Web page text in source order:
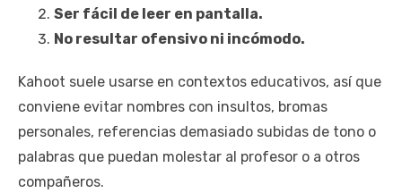
Ser fácil de leer en pantalla.
No resultar ofensivo ni incómodo.
Kahoot suele usarse en contextos educativos, así que
conviene evitar nombres con insultos, bromas
personales, referencias demasiado subidas de tono o
palabras que puedan molestar al profesor o a otros
compañeros.